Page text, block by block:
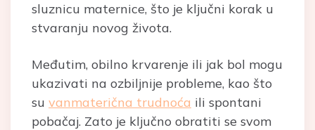
sluznicu maternice, što je ključni korak u
stvaranju novog života.
Međutim, obilno krvarenje ili jak bol mogu
ukazivati na ozbiljnije probleme, kao što
su vanmaterična trudnoća ili spontani
pobačaj. Zato je ključno obratiti se svom